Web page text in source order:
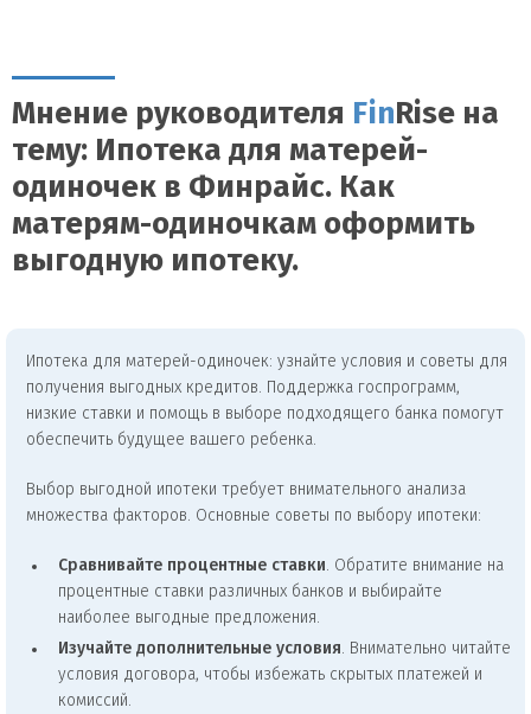
Мнение руководителя Fin Rise на
тему: Ипотека для матерей-
одиночек в Финрайс. Как
матерям-одиночкам оформить
выгодную ипотеку.
Ипотека для матерей-одиночек: узнайте условия и советы для
получения выгодных кредитов. Поддержка госпрограмм,
низкие ставки и помощь в выборе подходящего банка помогут
обеспечить будущее вашего ребенка.
Выбор выгодной ипотеки требует внимательного анализа
множества факторов. Основные советы по выбору ипотеки:
Сравнивайте процентные ставки. Обратите внимание на
процентные ставки различных банков и выбирайте
наиболее выгодные предложения.
Изучайте дополнительные условия . Внимательно читайте
условия договора, чтобы избежать скрытых платежей и
комиссий.